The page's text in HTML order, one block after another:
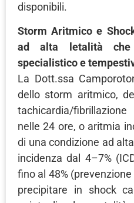
disponibili.
Storm Aritmico e
ad alta letalità che
specialistico e
La Dott.ssa
dello storm aritmico,
tachicardia/
nelle 24 ore, o aritmia
di una condizione ad
incidenza dal 4–7%
fino al 48%
precipitare in shock